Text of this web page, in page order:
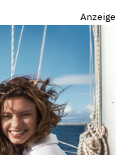
Anzeige